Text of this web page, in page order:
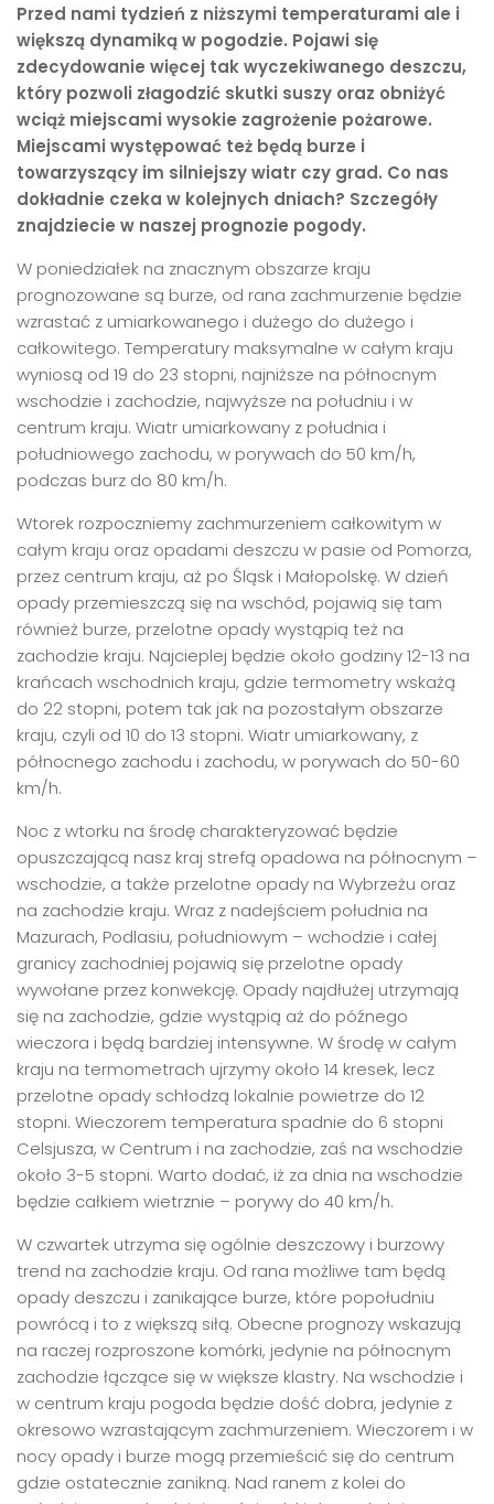
Przed nami tydzień z niższymi temperaturami ale i
większą dynamiką w pogodzie. Pojawi się
zdecydowanie więcej tak wyczekiwanego deszczu,
który pozwoli złagodzić skutki suszy oraz obniżyć
wciąż miejscami wysokie zagrożenie pożarowe.
Miejscami występować też będą burze i
towarzyszący im silniejszy wiatr czy grad. Co nas
dokładnie czeka w kolejnych dniach? Szczegóły
znajdziecie w naszej prognozie pogody.
W poniedziałek na znacznym obszarze kraju
prognozowane są burze, od rana zachmurzenie będzie
wzrastać z umiarkowanego i dużego do dużego i
całkowitego. Temperatury maksymalne w całym kraju
wyniosą od 19 do 23 stopni, najniższe na północnym
wschodzie i zachodzie, najwyższe na południu i w
centrum kraju. Wiatr umiarkowany z południa i
południowego zachodu, w porywach do 50 km/h,
podczas burz do 80 km/h.
Wtorek rozpoczniemy zachmurzeniem całkowitym w
całym kraju oraz opadami deszczu w pasie od Pomorza,
przez centrum kraju, aż po Śląsk i Małopolskę. W dzień
opady przemieszczą się na wschód, pojawią się tam
również burze, przelotne opady wystąpią też na
zachodzie kraju. Najcieplej będzie około godziny 12-13 na
krańcach wschodnich kraju, gdzie termometry wskażą
do 22 stopni, potem tak jak na pozostałym obszarze
kraju, czyli od 10 do 13 stopni. Wiatr umiarkowany, z
północnego zachodu i zachodu, w porywach do 50-60
km/h.
Noc z wtorku na środę charakteryzować będzie
opuszczającą nasz kraj strefą opadowa na północnym –
wschodzie, a także przelotne opady na Wybrzeżu oraz
na zachodzie kraju. Wraz z nadejściem południa na
Mazurach, Podlasiu, południowym – wchodzie i całej
granicy zachodniej pojawią się przelotne opady
wywołane przez konwekcję. Opady najdłużej utrzymają
się na zachodzie, gdzie wystąpią aż do późnego
wieczora i będą bardziej intensywne. W środę w całym
kraju na termometrach ujrzymy około 14 kresek, lecz
przelotne opady schłodzą lokalnie powietrze do 12
stopni. Wieczorem temperatura spadnie do 6 stopni
Celsjusza, w Centrum i na zachodzie, zaś na wschodzie
około 3-5 stopni. Warto dodać, iż za dnia na wschodzie
będzie całkiem wietrznie – porywy do 40 km/h.
W czwartek utrzyma się ogólnie deszczowy i burzowy
trend na zachodzie kraju. Od rana możliwe tam będą
opady deszczu i zanikające burze, które popołudniu
powrócą i to z większą siłą. Obecne prognozy wskazują
na raczej rozproszone komórki, jedynie na północnym
zachodzie łączące się w większe klastry. Na wschodzie i
w centrum kraju pogoda będzie dość dobra, jedynie z
okresowo wzrastającym zachmurzeniem. Wieczorem i w
nocy opady i burze mogą przemieścić się do centrum
gdzie ostatecznie zanikną. Nad ranem z kolei do